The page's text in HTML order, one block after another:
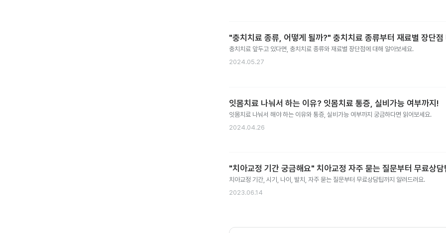
"충치치료 종류, 어떻게 될까?" 충치치료 종류부터 재료별 장단점
충치치료 앞두고 있다면, 충치치료 종류와 재료별 장단점에 대해 알아보세요.
2024.05.27
잇몸치료 나눠서 하는 이유? 잇몸치료 통증, 실비가능 여부까지!
잇몸치료 나눠서 해야 하는 이유와 통증, 실비가능 여부까지 궁금하다면 읽어보세요.
2024.04.26
"치아교정 기간 궁금해요" 치아교정 자주 묻는 질문부터 무료상담
치아교정 기간, 시기, 나이, 발치, 자주 묻는 질문부터 무료상담팁까지 알려드려요.
2023.06.14